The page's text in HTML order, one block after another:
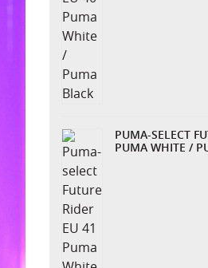
PUMA-SELECT
PUMA WHITE /